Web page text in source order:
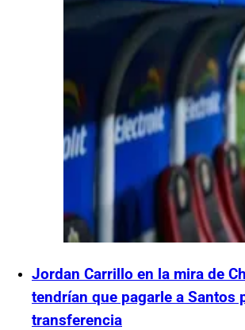
Jordan Carrillo en la mira de
tendrían que pagarle a Santos
transferencia